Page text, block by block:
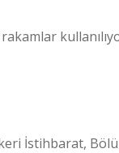
İstihbarat,